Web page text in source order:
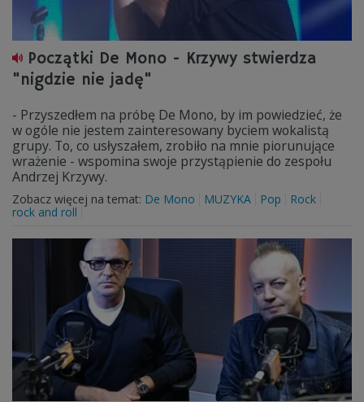
Początki De Mono - Krzywy stwierdza
"nigdzie nie jadę"
- Przyszedłem na próbę De Mono, by im powiedzieć, że
w ogóle nie jestem zainteresowany byciem wokalistą
grupy. To, co usłyszałem, zrobiło na mnie piorunujące
wrażenie - wspomina swoje przystąpienie do zespołu
Andrzej Krzywy.
Zobacz więcej na temat: De Mono MUZYKA Pop
Rock
rock and roll